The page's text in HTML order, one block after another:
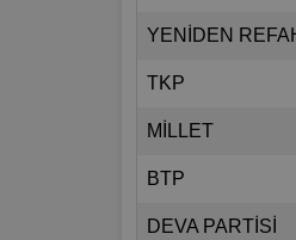
YENİDEN
TKP
MİLLET
BTP
DEVA PARTİSİ